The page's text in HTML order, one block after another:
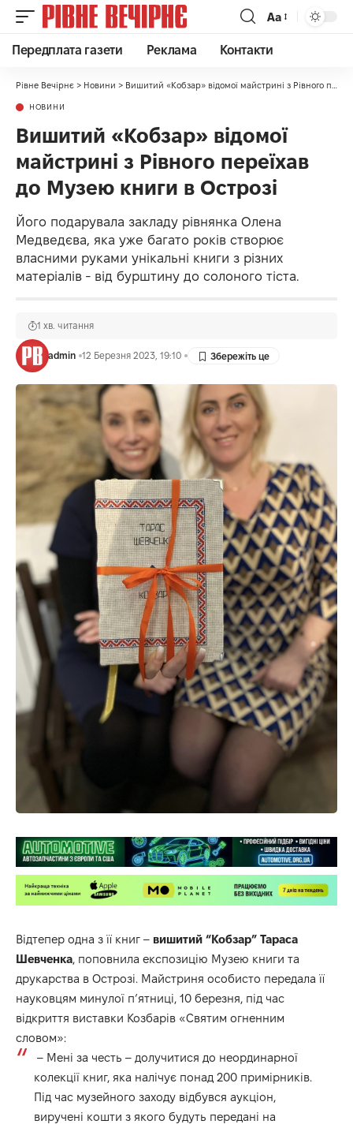
Аа
Передплата газети Реклама Контакти
Рівне Вечірнє > Новини > Вишитий «Кобзар» відомої майстрині з Рівного переїхав до Музею книги в Острозі
НОВИНИ
Вишитий «Кобзар» відомої
майстрині з Рівного переїхав
до Музею книги в Острозі
Його подарувала закладу рівнянка Олена
Медведєва, яка уже багато років створює
власними руками унікальні книги з різних
матеріалів - від бурштину до солоного тіста.
admin 12 Березня 2023, 19:10
1 хв. читання
Відтепер одна з її книг – вишитий “Кобзар” Тараса
Шевченка, поповнила експозицію Музею книги та
друкарства в Острозі. Майстриня особисто передала її
науковцям минулої п’ятниці, 10 березня, під час
відкриття виставки Козбарів «Святим огненним
словом»:
– Мені за честь – долучитися до неординарної
колекції книг, яка налічує понад 200 примірників.
Під час музейного заходу відбувся аукціон,
виручені кошти з якого будуть передані на